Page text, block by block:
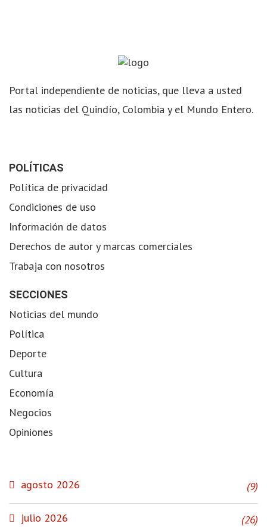
Portal independiente de noticias, que lleva a usted
las noticias del Quindío, Colombia y el Mundo Entero.
POLÍTICAS
Política de privacidad
Condiciones de uso
Información de datos
Derechos de autor y marcas comerciales
Trabaja con nosotros
SECCIONES
Noticias del mundo
Política
Deporte
Cultura
Economía
Negocios
Opiniones
agosto 2026 (9)
julio 2026 (26)